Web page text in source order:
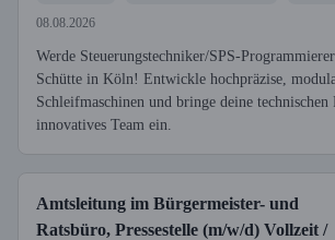
08.08.2026
Werde Steuerungstechniker/SPS-
Schütte in Köln! Entwickle hochpräzise,
Schleifmaschinen und bringe deine
innovatives Team ein.
Amtsleitung im Bürgermeister- und
Ratsbüro, Pressestelle (m/w/d) Vollzeit /